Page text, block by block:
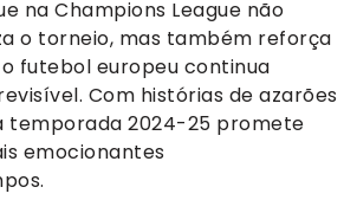
na Champions League não
o torneio, mas também reforça
futebol europeu continua
Com histórias de azarões
temporada 2024-25 promete
emocionantes